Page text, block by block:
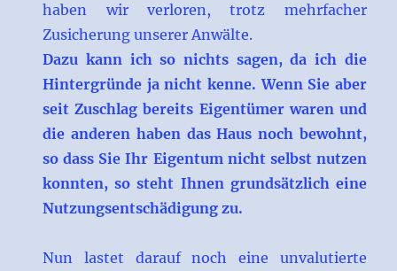
haben wir verloren, trotz mehrfacher
Zusicherung unserer Anwälte.
Dazu kann ich so nichts sagen, da ich die
Hintergründe ja nicht kenne. Wenn Sie aber
seit Zuschlag bereits Eigentümer waren und
die anderen haben das Haus noch bewohnt,
so dass Sie Ihr Eigentum nicht selbst nutzen
konnten, so steht Ihnen grundsätzlich eine
Nutzungsentschädigung zu.
Nun lastet darauf noch eine unvalutierte